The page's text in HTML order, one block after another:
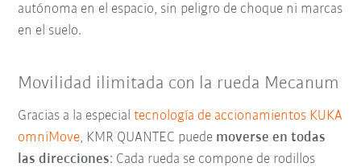
autónoma en el espacio, sin peligro de choque ni marcas
en el suelo.
Movilidad ilimitada con la rueda Mecanum
Gracias a la especialtecnología de accionamientos KUKA
omniMove, KMR QUANTEC puede moverse en todas
las direcciones: Cada rueda se compone de rodillos